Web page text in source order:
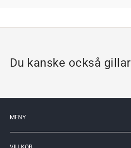
Du kanske också gillar
MENY
Mitt konto